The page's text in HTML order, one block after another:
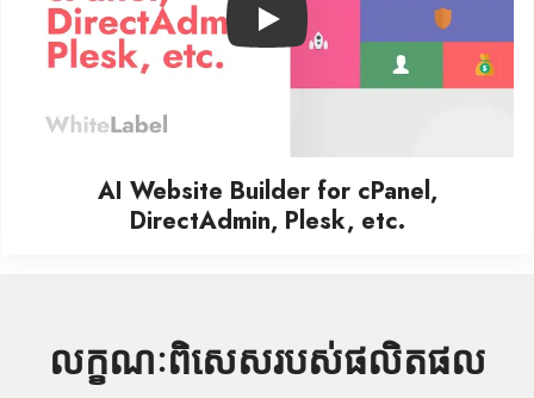
Play
AI Website Builder for cPanel,
DirectAdmin, Plesk, etc.
លក្ខណៈពិសេសរបស់ផលិតផល